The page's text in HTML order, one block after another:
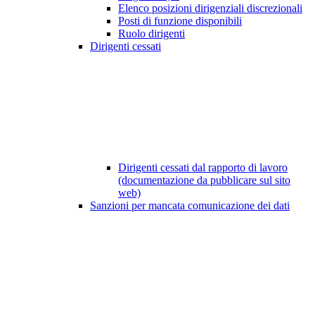
Elenco posizioni dirigenziali discrezionali
Posti di funzione disponibili
Ruolo dirigenti
Dirigenti cessati
Dirigenti cessati dal rapporto di lavoro
(documentazione da pubblicare sul sito
web)
Sanzioni per mancata comunicazione dei dati